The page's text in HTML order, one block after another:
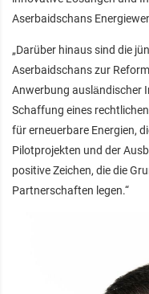
Aserbaidschans
„Darüber hinaus sind die
Aserbaidschans zur
Anwerbung ausländischer
Schaffung eines
für erneuerbare Energien,
Pilotprojekten und der
positive Zeichen, die die
Partnerschaften legen.“